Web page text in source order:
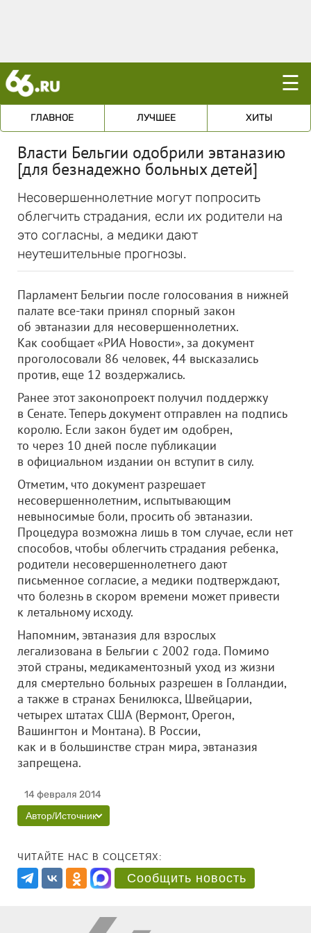
☰
ГЛАВНОЕ ЛУЧШЕЕ ХИТЫ
Власти Бельгии одобрили эвтаназию
[для безнадежно больных детей]
Несовершеннолетние могут попросить
облегчить страдания, если их родители на
это согласны, а медики дают
неутешительные прогнозы.
Парламент Бельгии после голосования в нижней
палате все-таки принял спорный закон
об эвтаназии для несовершеннолетних.
Как сообщает «РИА Новости», за документ
проголосовали 86 человек, 44 высказались
против, еще 12 воздержались.
Ранее этот законопроект получил поддержку
в Сенате. Теперь документ отправлен на подпись
королю. Если закон будет им одобрен,
то через 10 дней после публикации
в официальном издании он вступит в силу.
Отметим, что документ разрешает
несовершеннолетним, испытывающим
невыносимые боли, просить об эвтаназии.
Процедура возможна лишь в том случае, если нет
способов, чтобы облегчить страдания ребенка,
родители несовершеннолетнего дают
письменное согласие, а медики подтверждают,
что болезнь в скором времени может привести
к летальному исходу.
Напомним, эвтаназия для взрослых
легализована в Бельгии с 2002 года. Помимо
этой страны, медикаментозный уход из жизни
для смертельно больных разрешен в Голландии,
а также в странах Бенилюкса, Швейцарии,
четырех штатах США (Вермонт, Орегон,
Вашингтон и Монтана). В России,
как и в большинстве стран мира, эвтаназия
запрещена.
14 февраля 2014
Автор/Источник
ЧИТАЙТЕ НАС В СОЦСЕТЯХ:
Сообщить новость